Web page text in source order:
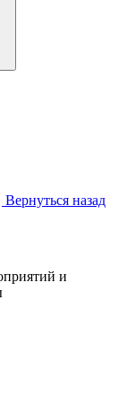
Вернуться назад
и